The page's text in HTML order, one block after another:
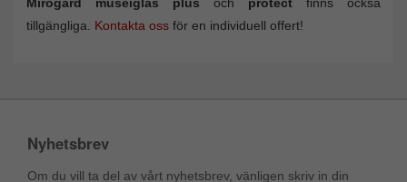
tillgängliga. Kontakta oss för en individuell offert!
Nyhetsbrev
Om du vill ta del av vårt nyhetsbrev, vänligen skriv in din